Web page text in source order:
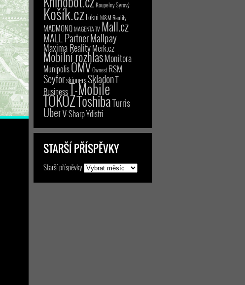
Koupelny Syrový
Košík.czLokni M&M Reality
MADMONQMAGENTA TV Mall.cz
MALL PartnerMallpay
Maxima RealityMerk.cz
Mobilní rozhlasMonitora
MunipolisOMVOwnest RSM
SeyforskinnersSkladonT-
BusinessT-Mobile
TOKOZToshibaTurris
UberV-SharpYdistri
STARŠÍ PŘÍSPĚVKY
Starší příspěvky